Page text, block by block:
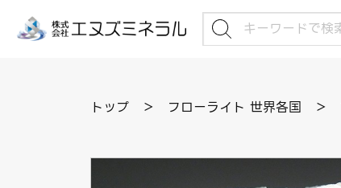
トップ ＞ フローライト 世界各国 ＞